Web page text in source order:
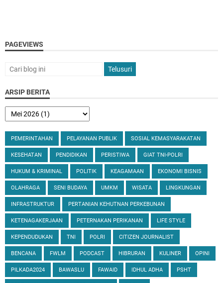
PAGEVIEWS
ARSIP BERITA
PEMERINTAHAN PELAYANAN PUBLIK SOSIAL KEMASYARAKATAN
KESEHATAN PENDIDIKAN PERISTIWA GIAT TNI-POLRI
HUKUM & KRIMINAL POLITIK KEAGAMAAN EKONOMI BISNIS
OLAHRAGA SENI BUDAYA UMKM WISATA LINGKUNGAN
INFRASTRUKTUR PERTANIAN KEHUTNAN PERKEBUNAN
KETENAGAKERJAAN PETERNAKAN PERIKANAN LIFE STYLE
KEPENDUDUKAN TNI POLRI CITIZEN JOURNALIST
BENCANA FWLM PODCAST HIBRURAN KULINER OPINI
PILKADA2024 BAWASLU FAWAID IDHUL ADHA PSHT